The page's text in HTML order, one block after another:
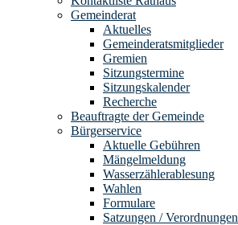
Gemeinderat
Aktuelles
Gemeinderatsmitglieder
Gremien
Sitzungstermine
Sitzungskalender
Recherche
Beauftragte der Gemeinde
Bürgerservice
Aktuelle Gebühren
Mängelmeldung
Wasserzählerablesung
Wahlen
Formulare
Satzungen / Verordnungen